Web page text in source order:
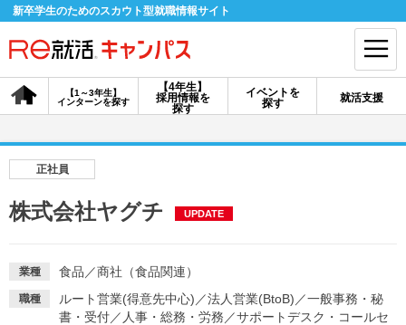
新卒学生のためのスカウト型就職情報サイト
【4年生】
採用情報を
探す
【1～3年生】
インターンを探す
イベントを
探す
就活支援
会員登録 ログイン
採用情報を探す
説明会を探す
正社員
株式会社ヤグチ UPDATE
業種 食品 ／商社（食品関連）
職種 ルート営業(得意先中心) ／法人営業(BtoB) ／一般事務・秘
書・受付／ 人事・総務・労務 ／サポートデスク・コールセ